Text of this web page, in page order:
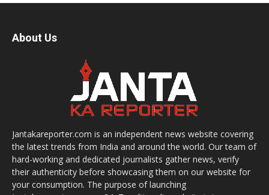
About Us
Jantakareporter.com is an independent news website covering
the latest trends from India and around the world. Our team of
hard-working and dedicated journalists gather news, verify
their authenticity before showcasing them on our website for
your consumption. The purpose of launching